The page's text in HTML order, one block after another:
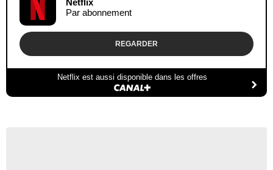
Netflix
Par abonnement
REGARDER
Netflix est aussi disponible dans les offres